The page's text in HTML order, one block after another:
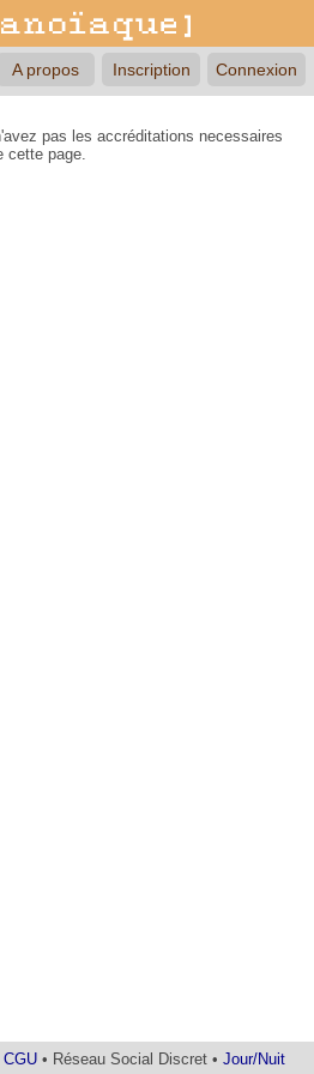
A propos Inscription Connexion
pas les accréditations necessaires
cette page.
CGU• Réseau Social Discret • Jour/Nuit